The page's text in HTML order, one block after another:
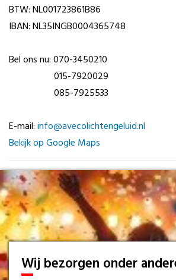
BTW: NL001723861B86
IBAN: NL35INGB0004365748
Bel ons nu: 070-3450210
015-7920029
085-7925533
E-mail: info@avecolichtengeluid.nl
Bekijk op Google Maps
Wij bezorgen onder